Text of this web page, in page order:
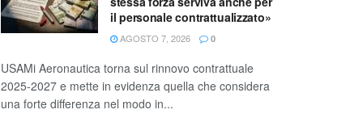
il personale contrattualizzato»
AGOSTO 7, 2026 0
USAMi Aeronautica torna sul rinnovo contrattuale
2025-2027 e mette in evidenza quella che considera
una forte differenza nel modo in...